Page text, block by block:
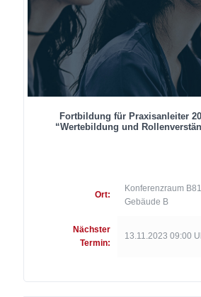
Fortbildung für Praxisanleiter
“Wertebildung und
Ort:
Konferenzraum
Gebäude B
Nächster
Termin:
13.11.2023 09:00